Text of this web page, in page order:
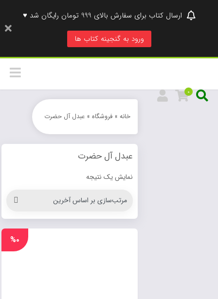
ارسال کتاب برای سفارش بالای 999 تومان رایگان شد ♥
ورود به گنجینه کتاب ها
خانه» فروشگاه» عبدل آل حضرت
عبدل آل حضرت
نمایش یک نتیجه
%۰